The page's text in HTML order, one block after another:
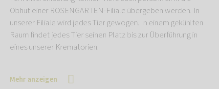
Obhut einer ROSENGARTEN-Filiale übergeben werden. In
unserer Filiale wird jedes Tier gewogen. In einem gekühlten
Raum findet jedes Tier seinen Platz bis zur Überführung in
eines unserer Krematorien.
Mehr anzeigen